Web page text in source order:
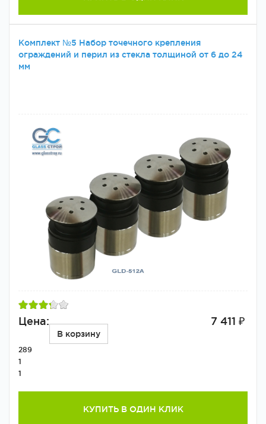
Комплект №5 Набор точечного крепления
ограждений и перил из стекла толщиной от 6 до 24
мм
Цена: 7 411 ₽
В корзину
289
1
1
КУПИТЬ В ОДИН КЛИК